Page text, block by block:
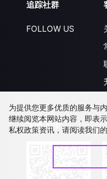
追踪社群
FOLLOW US
下载 APP
为提供您更多优质的服务与
继续阅览本网站内容，即表
私权政策资讯，请阅读我们的